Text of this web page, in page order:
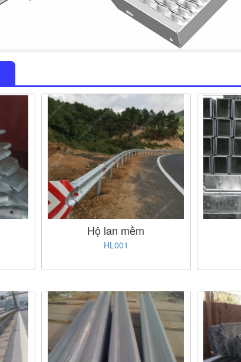
Hộ lan mềm
HL001